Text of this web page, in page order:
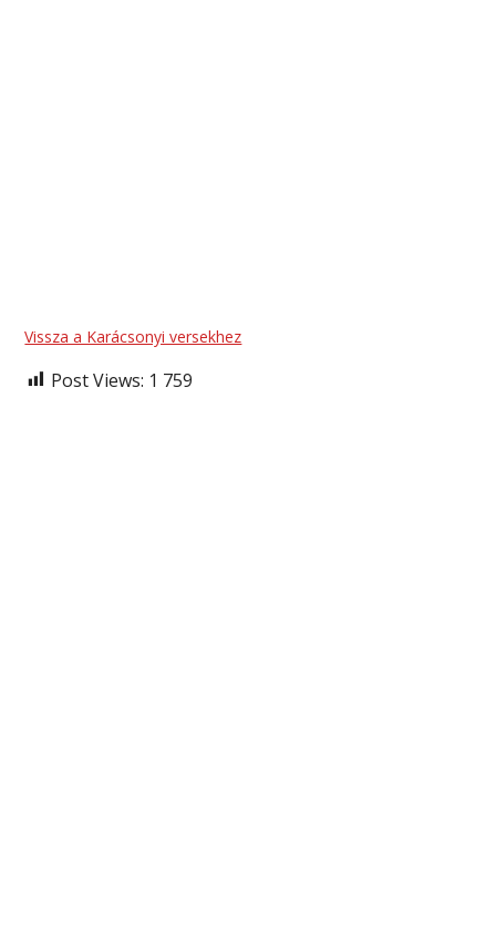
Vissza a Karácsonyi versekhez
Post Views: 1 759